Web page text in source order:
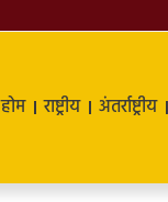
होम राष्ट्रीय अंतर्राष्ट्रीय